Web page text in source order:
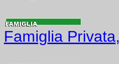
Famiglia